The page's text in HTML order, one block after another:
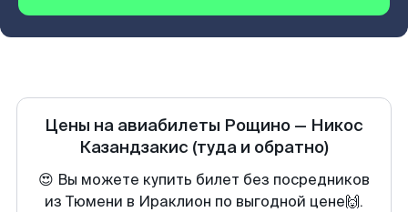
Цены на авиабилеты Рощино — Никос
Казандзакис (туда и обратно)
😍 Вы можете купить билет без посредников
из Тюмени в Ираклион по выгодной цене🙌.